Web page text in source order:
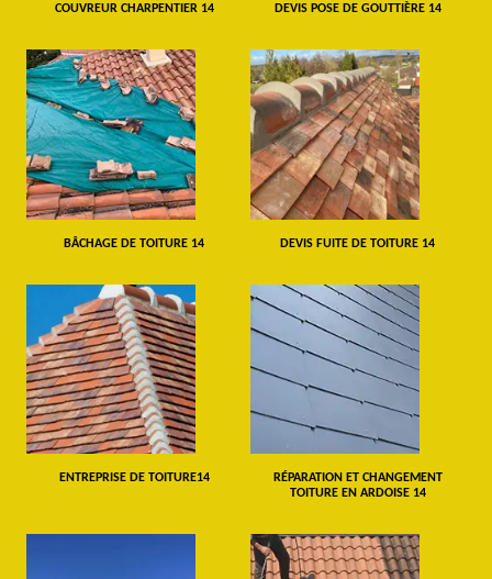
COUVREUR CHARPENTIER 14 DEVIS POSE DE GOUTTIÈRE 14
BÂCHAGE DE TOITURE 14 DEVIS FUITE DE TOITURE 14
ENTREPRISE DE TOITURE14
RÉPARATION ET CHANGEMENT
TOITURE EN ARDOISE 14